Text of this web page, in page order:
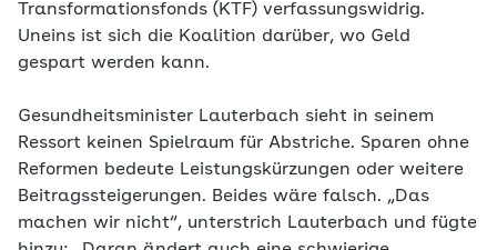
Transformationsfonds (KTF) verfassungswidrig.
Uneins ist sich die Koalition darüber, wo Geld
gespart werden kann.
Gesundheitsminister Lauterbach sieht in seinem
Ressort keinen Spielraum für Abstriche. Sparen ohne
Reformen bedeute Leistungskürzungen oder weitere
Beitragssteigerungen. Beides wäre falsch. „Das
machen wir nicht“, unterstrich Lauterbach und fügte